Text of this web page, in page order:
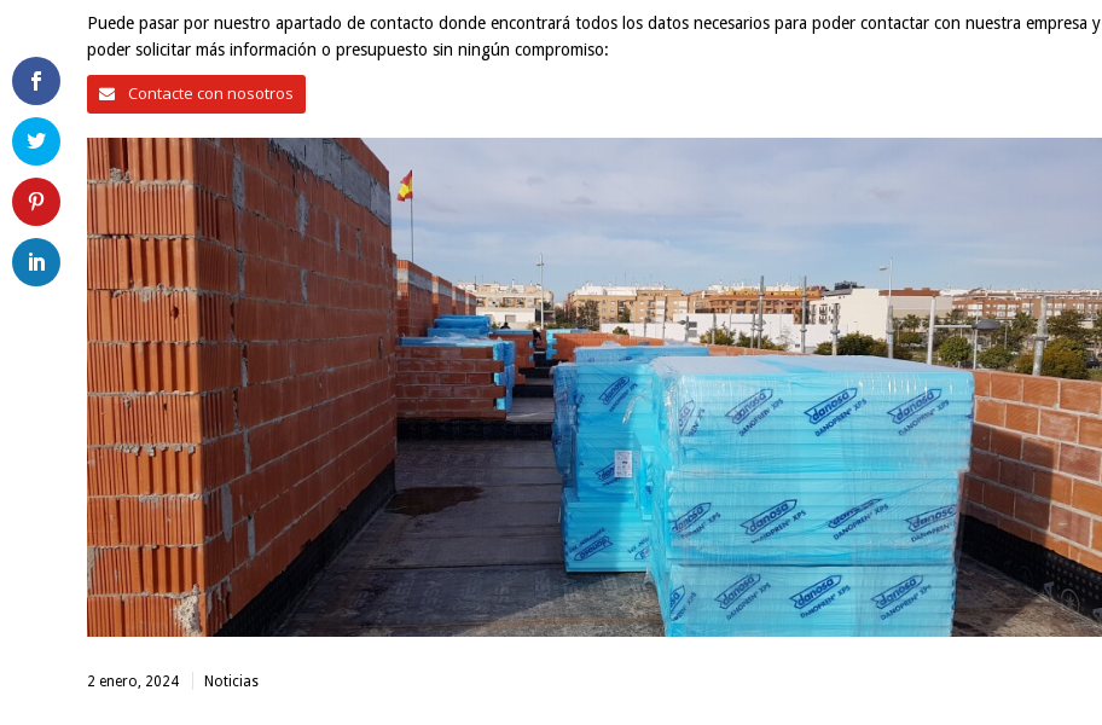
Puede pasar por nuestro apartado de contacto donde encontrará todos los datos necesarios para poder contactar con nuestra empresa y
poder solicitar más información o presupuesto sin ningún compromiso:
Contacte con nosotros
2 enero, 2024 Noticias